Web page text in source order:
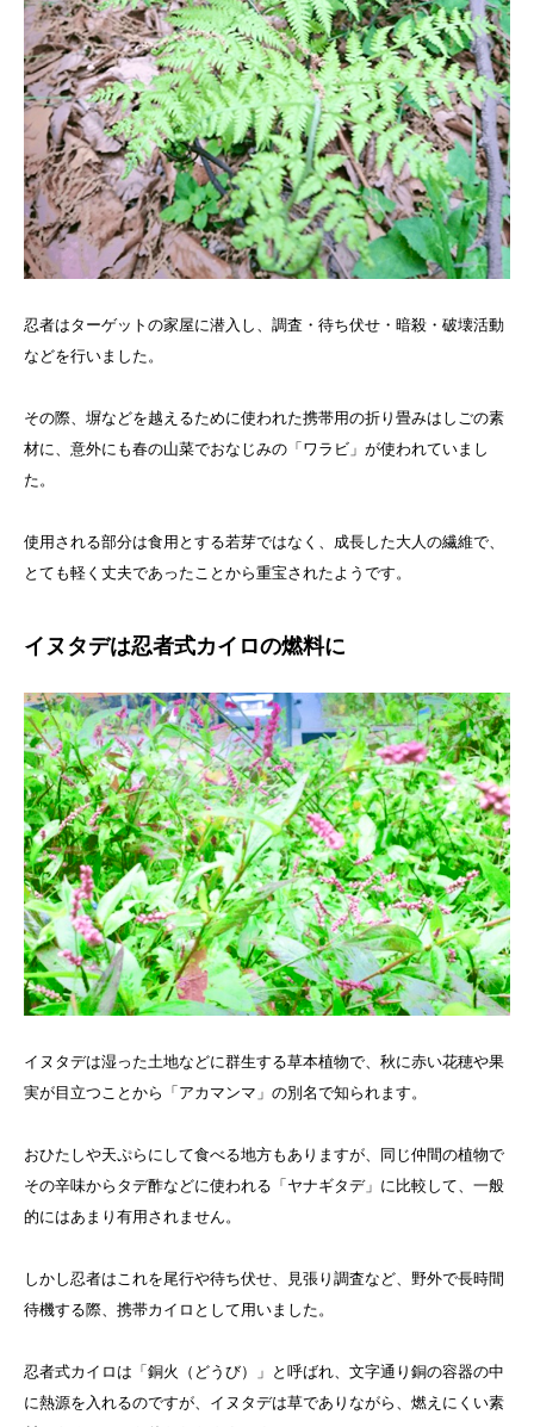
忍者はターゲットの家屋に潜入し、調査・待ち伏せ・暗殺・破壊活動
などを行いました。
その際、塀などを越えるために使われた携帯用の折り畳みはしごの素
材に、意外にも春の山菜でおなじみの「ワラビ」が使われていまし
た。
使用される部分は食用とする若芽ではなく、成長した大人の繊維で、
とても軽く丈夫であったことから重宝されたようです。
イヌタデは忍者式カイロの燃料に
イヌタデは湿った土地などに群生する草本植物で、秋に赤い花穂や果
実が目立つことから「アカマンマ」の別名で知られます。
おひたしや天ぷらにして食べる地方もありますが、同じ仲間の植物で
その辛味からタデ酢などに使われる「ヤナギタデ」に比較して、一般
的にはあまり有用されません。
しかし忍者はこれを尾行や待ち伏せ、見張り調査など、野外で長時間
待機する際、携帯カイロとして用いました。
忍者式カイロは「銅火（どうび）」と呼ばれ、文字通り銅の容器の中
に熱源を入れるのですが、イヌタデは草でありながら、燃えにくい素